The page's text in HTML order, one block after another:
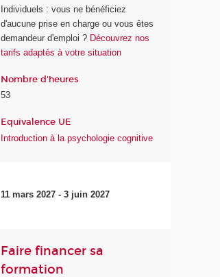
Individuels : vous ne bénéficiez
d'aucune prise en charge ou vous êtes
demandeur d'emploi ? Découvrez nos
tarifs adaptés à votre situation
Nombre d'heures
53
Equivalence UE
Introduction à la psychologie cognitive
11 mars 2027 - 3 juin 2027
Faire financer sa
formation